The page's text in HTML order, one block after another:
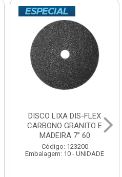
DISCO LIXA DIS-FLEX
CARBONO GRANITO E
MADEIRA 7” 60
Código: 123200
Embalagem: 10 - UNIDADE